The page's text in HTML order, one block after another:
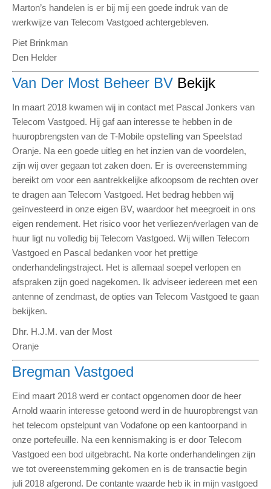
Marton’s handelen is er bij mij een goede indruk van de
werkwijze van Telecom Vastgoed achtergebleven.
Piet Brinkman
Den Helder
Van Der Most Beheer BV Bekijk
In maart 2018 kwamen wij in contact met Pascal Jonkers van
Telecom Vastgoed. Hij gaf aan interesse te hebben in de
huuropbrengsten van de T-Mobile opstelling van Speelstad
Oranje. Na een goede uitleg en het inzien van de voordelen,
zijn wij over gegaan tot zaken doen. Er is overeenstemming
bereikt om voor een aantrekkelijke afkoopsom de rechten over
te dragen aan Telecom Vastgoed. Het bedrag hebben wij
geïnvesteerd in onze eigen BV, waardoor het meegroeit in ons
eigen rendement. Het risico voor het verliezen/verlagen van de
huur ligt nu volledig bij Telecom Vastgoed. Wij willen Telecom
Vastgoed en Pascal bedanken voor het prettige
onderhandelingstraject. Het is allemaal soepel verlopen en
afspraken zijn goed nagekomen. Ik adviseer iedereen met een
antenne of zendmast, de opties van Telecom Vastgoed te gaan
bekijken.
Dhr. H.J.M. van der Most
Oranje
Bregman Vastgoed
Eind maart 2018 werd er contact opgenomen door de heer
Arnold waarin interesse getoond werd in de huuropbrengst van
het telecom opstelpunt van Vodafone op een kantoorpand in
onze portefeuille. Na een kennismaking is er door Telecom
Vastgoed een bod uitgebracht. Na korte onderhandelingen zijn
we tot overeenstemming gekomen en is de transactie begin
juli 2018 afgerond. De contante waarde heb ik in mijn vastgoed